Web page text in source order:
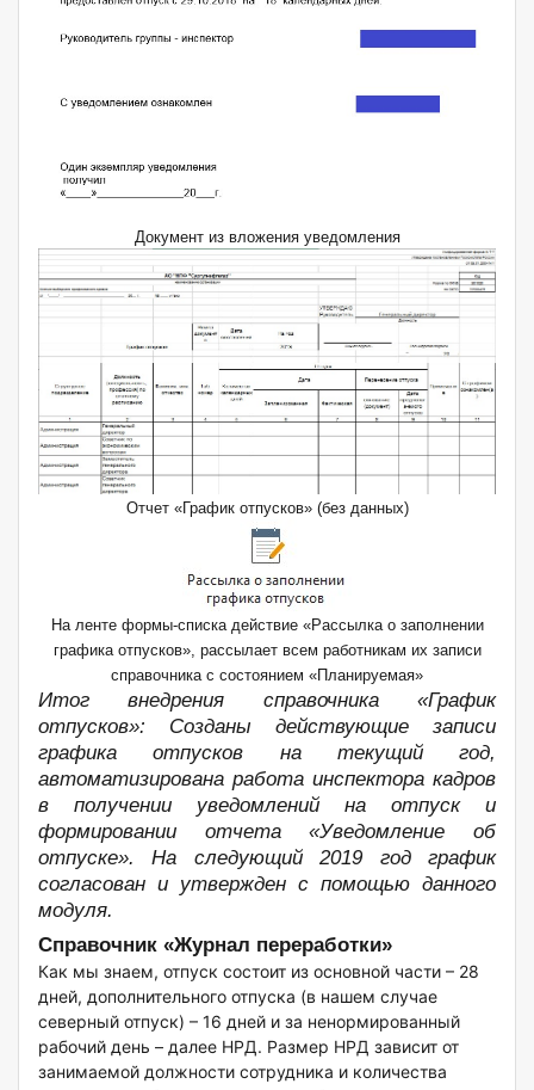
Документ из вложения уведомления
Отчет «График отпусков» (без данных)
На ленте формы-списка действие «Рассылка о заполнении
графика отпусков», рассылает всем работникам их записи
справочника с состоянием «Планируемая»
Итог внедрения справочника «График
отпусков»: Созданы действующие записи
графика отпусков на текущий год,
автоматизирована работа инспектора кадров
в получении уведомлений на отпуск и
формировании отчета «Уведомление об
отпуске». На следующий 2019 год график
согласован и утвержден с помощью данного
модуля.
Справочник «Журнал переработки»
Как мы знаем, отпуск состоит из основной части – 28
дней, дополнительного отпуска (в нашем случае
северный отпуск) – 16 дней и за ненормированный
рабочий день – далее НРД. Размер НРД зависит от
занимаемой должности сотрудника и количества